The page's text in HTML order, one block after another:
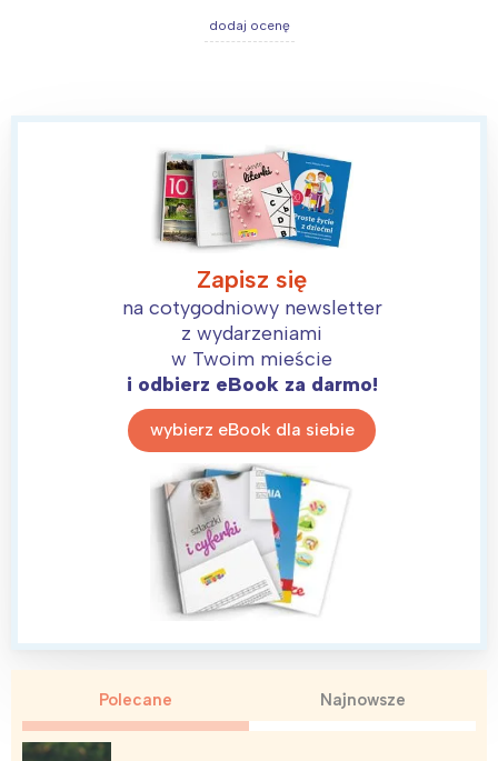
dodaj ocenę
Zapisz się
na cotygodniowy newsletter
z wydarzeniami
w Twoim mieście
i odbierz eBook za darmo!
wybierz eBook dla siebie
Polecane Najnowsze
Warszawa
Śląsk